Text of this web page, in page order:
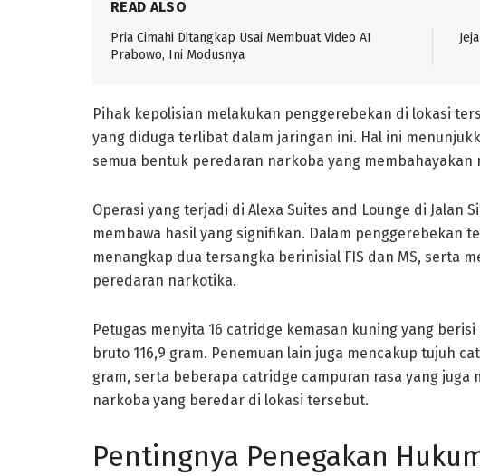
READ ALSO
Pria Cimahi Ditangkap Usai Membuat Video AI
Prabowo, Ini Modusnya
Pihak kepolisian melakukan penggerebekan di lokasi
yang diduga terlibat dalam jaringan ini. Hal ini
semua bentuk peredaran narkoba yang membahayakan
Operasi yang terjadi di Alexa Suites and Lounge di Jalan
membawa hasil yang signifikan. Dalam penggerebekan
menangkap dua tersangka berinisial FIS dan MS, serta
peredaran narkotika.
Petugas menyita 16 catridge kemasan kuning yang
bruto 116,9 gram. Penemuan lain juga mencakup tujuh
gram, serta beberapa catridge campuran rasa yang
narkoba yang beredar di lokasi tersebut.
Pentingnya Penegakan